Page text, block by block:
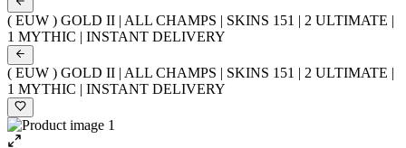
( EUW ) GOLD II | ALL CHAMPS | SKINS 151 | 2 ULTIMATE |
1 MYTHIC | INSTANT DELIVERY
( EUW ) GOLD II | ALL CHAMPS | SKINS 151 | 2 ULTIMATE |
1 MYTHIC | INSTANT DELIVERY